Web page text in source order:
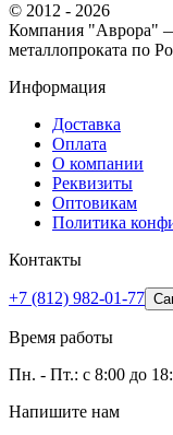
© 2012 - 2026
Компания "Аврора" —
металлопроката по
Информация
Доставка
Оплата
О компании
Реквизиты
Оптовикам
Политика
Контакты
+7 (812) 982-01-77
Время работы
Пн. - Пт.: с 8:00 до
Напишите нам